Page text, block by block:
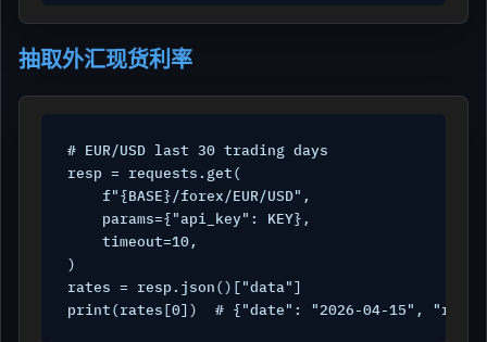
抽取外汇现货利率
# EUR/USD last 30 trading days
resp = requests.get(
    f"{BASE}/forex/EUR/USD",
    params={"api_key": KEY},
    timeout=10,
)
rates = resp.json()["data"]